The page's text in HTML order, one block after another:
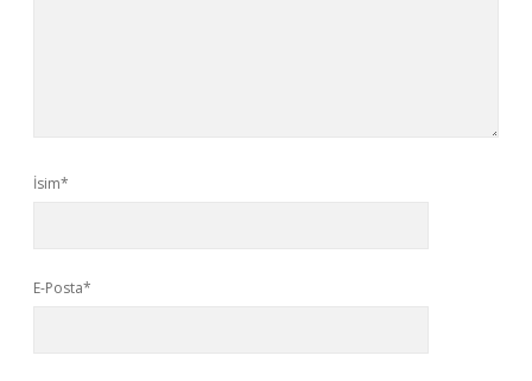
İsim*
E-Posta*